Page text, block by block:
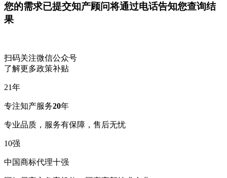
您的需求已提交知产顾问将通过电话告知您查询结
果
扫码关注微信公众号
了解更多政策补贴
21年
专注知产服务20年
专业品质，服务有保障，售后无忧
10强
中国商标代理十强